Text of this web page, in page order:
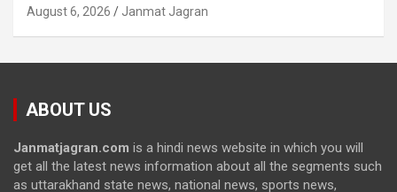
August 6, 2026 Janmat Jagran
ABOUT US
Janmatjagran.com is a hindi news website in which you will
get all the latest news information about all the segments such
as uttarakhand state news, national news, sports news,